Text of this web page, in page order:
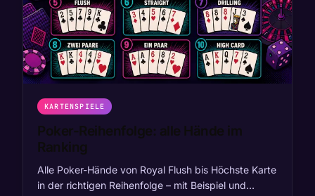
KARTENSPIELE
Poker-Reihenfolge: alle Hände im
Ranking
Alle Poker-Hände von Royal Flush bis Höchste Karte
in der richtigen Reihenfolge – mit Beispiel und…